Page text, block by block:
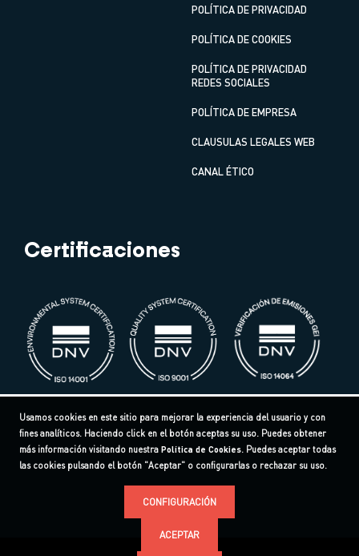
POLÍTICA DE PRIVACIDAD
POLÍTICA DE COOKIES
POLÍTICA DE PRIVACIDAD
REDES SOCIALES
POLÍTICA DE EMPRESA
CLAUSULAS LEGALES WEB
CANAL ÉTICO
Certificaciones
Usamos cookies en este sitio para mejorar la experiencia del usuario y con
fines analíticos. Haciendo click en el botón aceptas su uso. Puedes obtener
más información visitando nuestra Política de Cookies. Puedes aceptar todas
las cookies pulsando el botón "Aceptar" o configurarlas o rechazar su uso.
CONFIGURACIÓN
ACEPTAR